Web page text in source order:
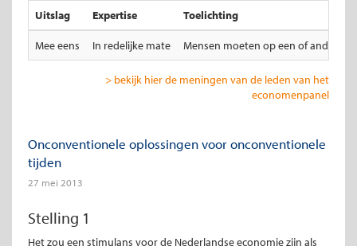
Uitslag
Expertise Toelichting
Mee eens In redelijke mate Mensen moeten op een of andere
> bekijk hier de meningen van de leden van het
economenpanel
Onconventionele oplossingen voor onconventionele
tijden
27 mei 2013
Stelling 1
Het zou een stimulans voor de Nederlandse economie zijn als